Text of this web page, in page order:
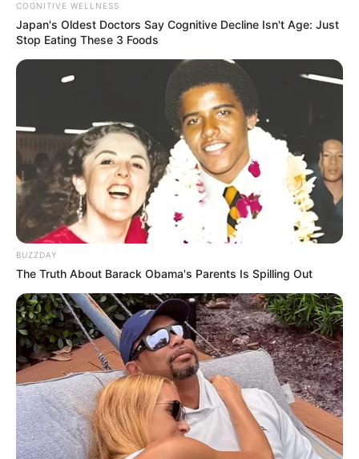
COGNITIVE WELLNESS
Japan's Oldest Doctors Say Cognitive Decline Isn't Age: Just
Stop Eating These 3 Foods
BUZZDAY
The Truth About Barack Obama's Parents Is Spilling Out